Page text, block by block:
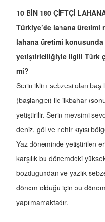
10 BİN 180 ÇİFTÇİ
Türkiye’de lahana üretimi
lahana üretimi
yetiştiriciliğiyle ilgili Türk
mi?
Serin iklim sebzesi olan baş
(başlangıcı) ile ilkbahar
yetiştirilir. Serin mevsimi
deniz, göl ve nehir kıyısı
Yaz döneminde yetiştirilen
karşılık bu dönemdeki
bozduğundan ve yazlık
dönem olduğu için bu
yapılmamaktadır.